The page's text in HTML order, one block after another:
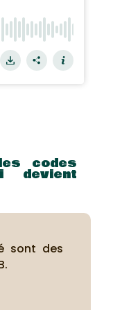
codes
devient
sont des